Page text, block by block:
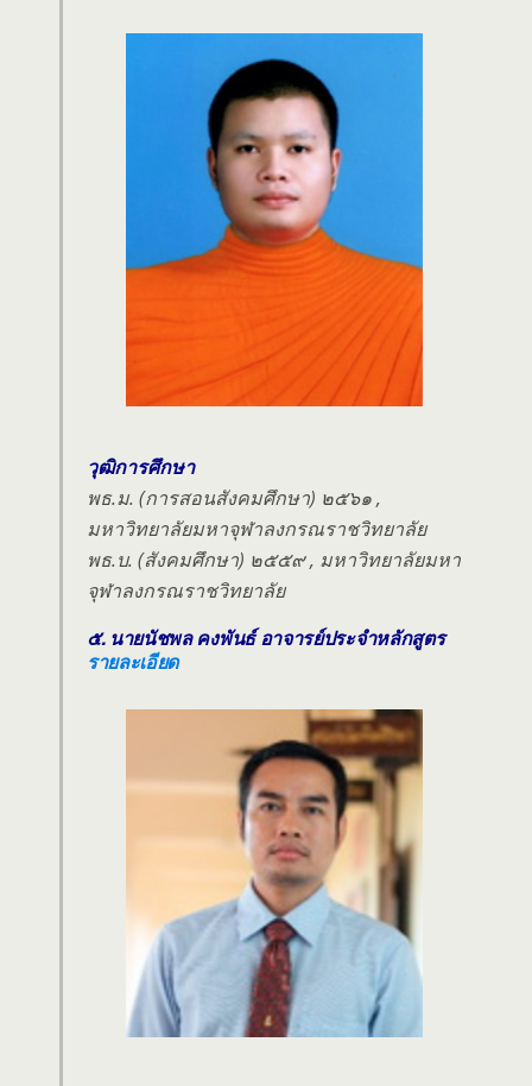
วุฒิการศึกษา
พธ.ม. (การสอนสังคมศึกษา) ๒๕๖๑ ,
มหาวิทยาลัยมหาจุฬาลงกรณราชวิทยาลัย
พธ.บ. (สังคมศึกษา) ๒๕๕๙ , มหาวิทยาลัยมหา
จุฬาลงกรณราชวิทยาลัย
๕. นายนัชพล คงพันธ์ อาจารย์ประจำหลักสูตร
รายละเอียด